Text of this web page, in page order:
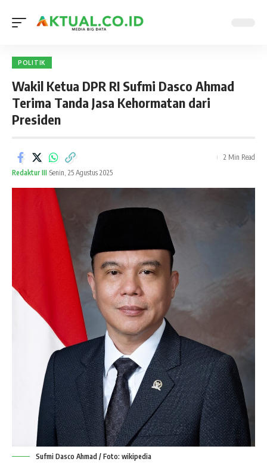
POLITIK
Wakil Ketua DPR RI Sufmi Dasco Ahmad
Terima Tanda Jasa Kehormatan dari
Presiden
Redaktur III Senin, 25 Agustus 2025
2 Min Read
Sufmi Dasco Ahmad / Foto: wikipedia